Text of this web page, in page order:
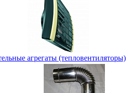
агрегаты (тепловентиляторы)